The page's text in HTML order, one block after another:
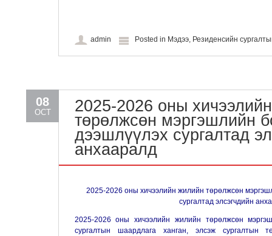
admin Posted in Мэдээ, Резиденсийн
08
OCT
2025-2026 оны
төрөлжсөн мэргэшлийн
дээшлүүлэх сургалтад
анхааралд
2025-2026 оны хичээлийн жилийн төрөлжсөн
сургалтад элсэгчдийн
2025-2026 оны хичээлийн жилийн төрөлжсөн
сургалтын шаардлага ханган, элсэж сургалтын